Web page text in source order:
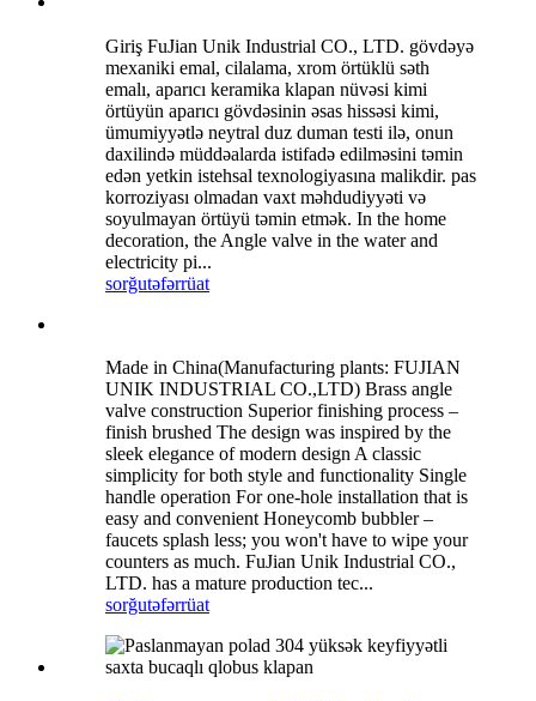
Giriş FuJian Unik Industrial CO., LTD. gövdəyə
mexaniki emal, cilalama, xrom örtüklü səth
emalı, aparıcı keramika klapan nüvəsi kimi
örtüyün aparıcı gövdəsinin əsas hissəsi kimi,
ümumiyyətlə neytral duz duman testi ilə, onun
daxilində müddəalarda istifadə edilməsini təmin
edən yetkin istehsal texnologiyasına malikdir. pas
korroziyası olmadan vaxt məhdudiyyəti və
soyulmayan örtüyü təmin etmək. In the home
decoration, the Angle valve in the water and
electricity pi...
sorğutəfərrüat
Made in China(Manufacturing plants: FUJIAN
UNIK INDUSTRIAL CO.,LTD) Brass angle
valve construction Superior finishing process –
finish brushed The design was inspired by the
sleek elegance of modern design A classic
simplicity for both style and functionality Single
handle operation For one-hole installation that is
easy and convenient Honeycomb bubbler –
faucets splash less; you won't have to wipe your
counters as much. FuJian Unik Industrial CO.,
LTD. has a mature production tec...
sorğutəfərrüat